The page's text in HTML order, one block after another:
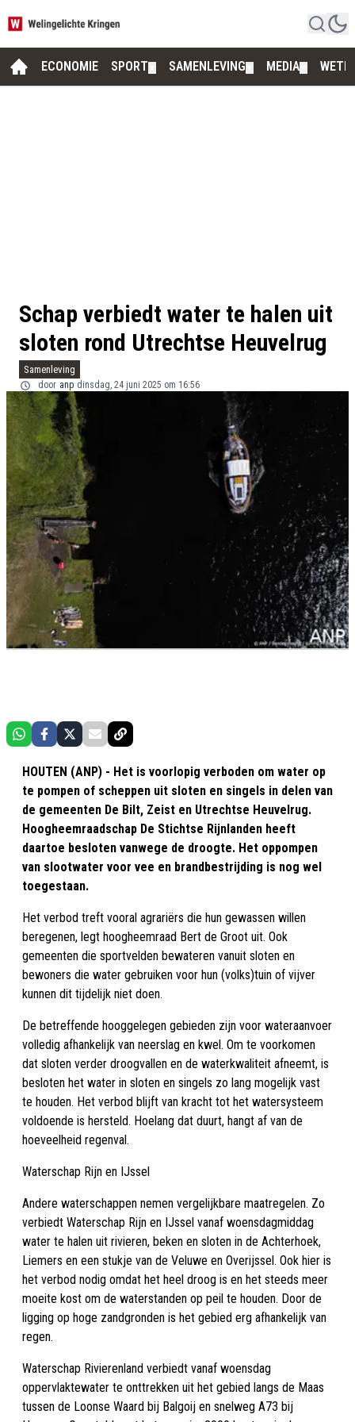
ECONOMIE SPORT SAMENLEVING MEDIA
Schap verbiedt water te halen uit
sloten rond Utrechtse Heuvelrug
Samenleving
door anp dinsdag, 24 juni 2025 om 16:56
HOUTEN (ANP) - Het is voorlopig verboden om water op
te pompen of scheppen uit sloten en singels in delen van
de gemeenten De Bilt, Zeist en Utrechtse Heuvelrug.
Hoogheemraadschap De Stichtse Rijnlanden heeft
daartoe besloten vanwege de droogte. Het oppompen
van slootwater voor vee en brandbestrijding is nog wel
toegestaan.
Het verbod treft vooral agrariërs die hun gewassen willen
beregenen, legt hoogheemraad Bert de Groot uit. Ook
gemeenten die sportvelden bewateren vanuit sloten en
bewoners die water gebruiken voor hun (volks)tuin of vijver
kunnen dit tijdelijk niet doen.
De betreffende hooggelegen gebieden zijn voor wateraanvoer
volledig afhankelijk van neerslag en kwel. Om te voorkomen
dat sloten verder droogvallen en de waterkwaliteit afneemt, is
besloten het water in sloten en singels zo lang mogelijk vast
te houden. Het verbod blijft van kracht tot het watersysteem
voldoende is hersteld. Hoelang dat duurt, hangt af van de
hoeveelheid regenval.
Waterschap Rijn en IJssel
Andere waterschappen nemen vergelijkbare maatregelen. Zo
verbiedt Waterschap Rijn en IJssel vanaf woensdagmiddag
water te halen uit rivieren, beken en sloten in de Achterhoek,
Liemers en een stukje van de Veluwe en Overijssel. Ook hier is
het verbod nodig omdat het heel droog is en het steeds meer
moeite kost om de waterstanden op peil te houden. Door de
ligging op hoge zandgronden is het gebied erg afhankelijk van
regen.
Waterschap Rivierenland verbiedt vanaf woensdag
oppervlaktewater te onttrekken uit het gebied langs de Maas
tussen de Loonse Waard bij Balgoij en snelweg A73 bij